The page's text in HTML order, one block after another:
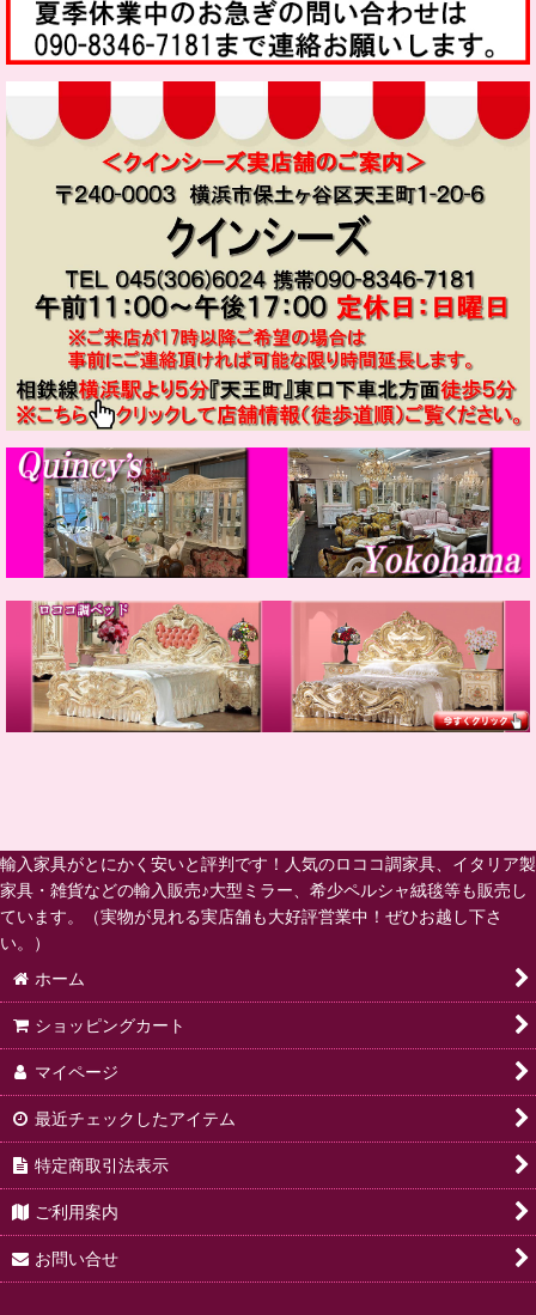
輸入家具がとにかく安いと評判です！人気のロココ調家具、イタリア製
家具・雑貨などの輸入販売♪大型ミラー、希少ペルシャ絨毯等も販売し
ています。（実物が見れる実店舗も大好評営業中！ぜひお越し下さ
い。）
ホーム
ショッピングカート
マイページ
最近チェックしたアイテム
特定商取引法表示
ご利用案内
お問い合せ